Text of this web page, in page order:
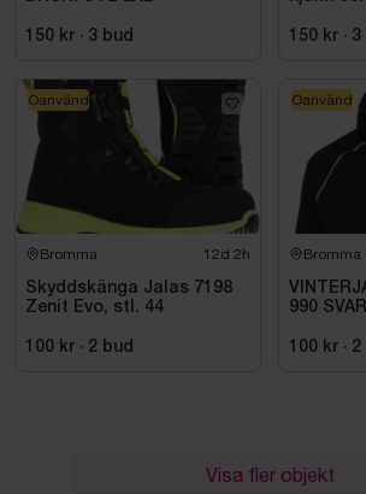
150 kr · 3 bud 150 kr · 3
Bromma 12d 2h
Skyddskänga Jalas 7198
Zenit Evo, stl. 44
100 kr · 2 bud
Oanvänd
Bromma
990
100 kr · 2
Oanvänd
Visa fler objekt